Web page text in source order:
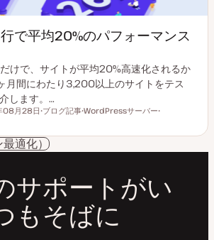
で平均20%のパフォーマンス
けで、サイトが平均20%高速化されるか
月間にわたり3,200以上のサイトをテス
します。…
月28日
タ
イ
ブログ記事
ッ
WordPressサーバー
ッ
最適化）